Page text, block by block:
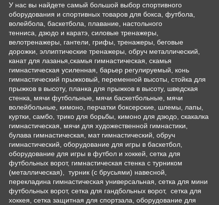
У нас вы найдете самый большой выбор спортивного
оборудования и спортивных товаров для бокса, футбола,
волейбола, баскетбола, плавание, настольного
тенниса, дзюдо и каратэ, силовые тренажеры,
велотренажеры, гантели, грифы, тренажеры, беговые
дорожки, эллиптические тренажеры, обруч металлический,
канат для лазанья,скамья гимнастическая, скамья
гимнастическая усиленная, барьер регулируемый, конь
гимнастический прыжковый, переменной высоты, стойка для
прыжков в высоту, планка для прыжков в высоту, шведская
стенка, мячи футбольные, мячи баскетбольные, мячи
волейбольные, кимоно, перчатки боксерские, шлемы, лапы,
куртки, самбо, трико для борьбы, кимоно для дзюдо, скакалка
гимнастическая, мячи для художественной гимнастики,
булава гимнастическая, мат гимнастический, обруч
гимнастический, оборудование для игры в баскетбол,
оборудование для игры в футбол и хоккей, сетка для
футбольных ворот, гимнастическая стенка с турником
(металлическая), турник (с брусьями) навесной,
перекладина гимнастическая универсальная, сетка для мини
футбольных ворот, сетка для гандбольных ворот, сетка для
хоккея, сетка защитная для спортзала, оборудование для